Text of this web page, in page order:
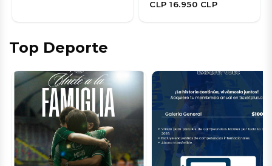
CLP 16.950 CLP
Top Deporte